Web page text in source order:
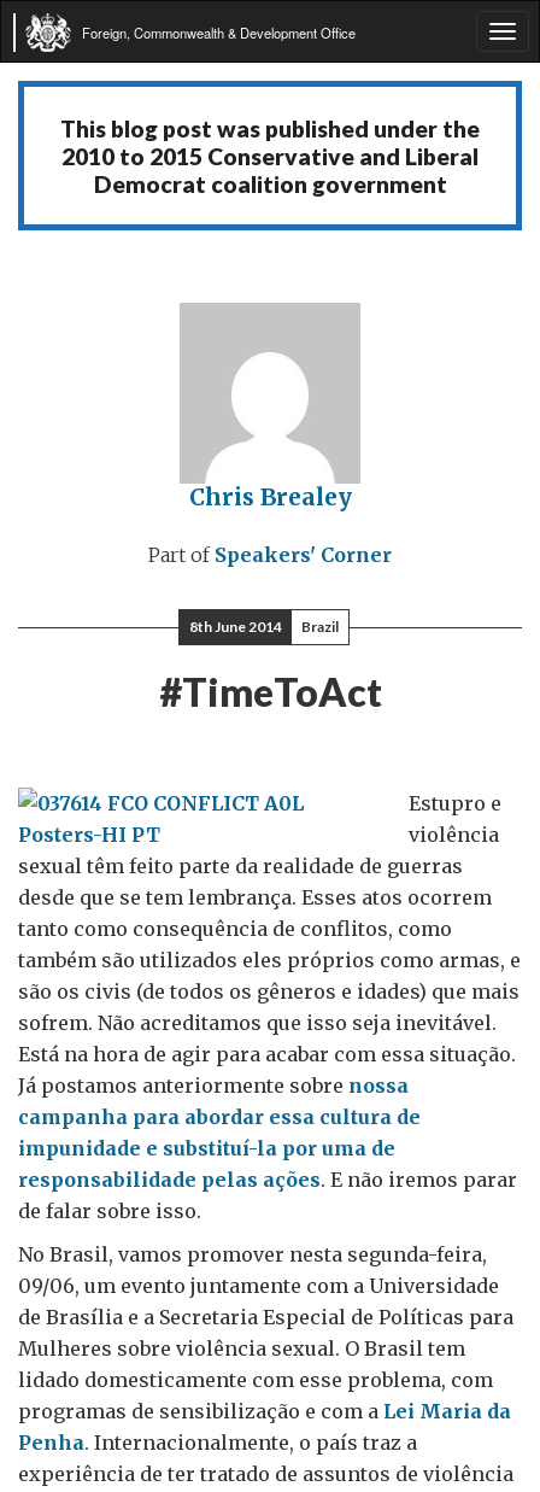
Foreign, Commonwealth & Development Office
This blog post was published under the
2010 to 2015 Conservative and Liberal
Democrat coalition government
Chris Brealey
Part of Speakers' Corner
8th June 2014 Brazil
#TimeToAct
Estupro e
violência
sexual têm feito parte da realidade de guerras
desde que se tem lembrança. Esses atos ocorrem
tanto como consequência de conflitos, como
também são utilizados eles próprios como armas, e
são os civis (de todos os gêneros e idades) que mais
sofrem. Não acreditamos que isso seja inevitável.
Está na hora de agir para acabar com essa situação.
Já postamos anteriormente sobre nossa
campanha para abordar essa cultura de
impunidade e substituí-la por uma de
responsabilidade pelas ações. E não iremos parar
de falar sobre isso.
No Brasil, vamos promover nesta segunda-feira,
09/06, um evento juntamente com a Universidade
de Brasília e a Secretaria Especial de Políticas para
Mulheres sobre violência sexual. O Brasil tem
lidado domesticamente com esse problema, com
programas de sensibilização e com a Lei Maria da
Penha. Internacionalmente, o país traz a
experiência de ter tratado de assuntos de violência